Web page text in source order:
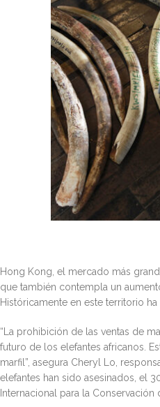
Hong Kong, el mercado más
que también contempla un
Históricamente en este territorio
“La prohibición de las ventas de
futuro de los elefantes africanos.
marfil”, asegura Cheryl Lo,
elefantes han sido asesinados, el
Internacional para la